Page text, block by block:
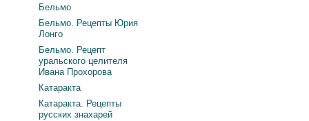
Бельмо
Бельмо. Рецепты Юрия
Лонго
Бельмо. Рецепт
уральского целителя
Ивана Прохорова
Катаракта
Катаракта. Рецепты
русских знахарей